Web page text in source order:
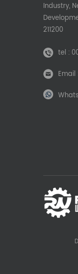
Industry,
211200
tel :
Email